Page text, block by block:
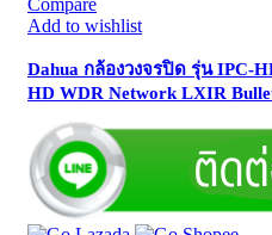
Add to wishlist
Dahua กล้องวงจรปิด รุ่น IPC-
HD WDR Network LXIR